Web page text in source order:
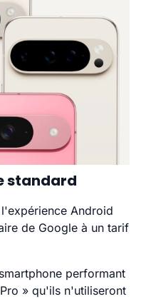
standard
Android
de Google à un tarif
performant
» qu'ils n'utiliseront